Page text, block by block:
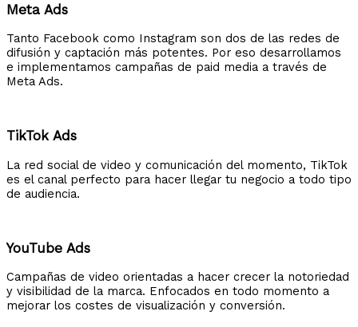
Meta Ads
Tanto Facebook como Instagram son dos de las redes de
difusión y captación más potentes. Por eso desarrollamos
e implementamos campañas de paid media a través de
Meta Ads.
TikTok Ads
La red social de video y comunicación del momento, TikTok
es el canal perfecto para hacer llegar tu negocio a todo tipo
de audiencia.
YouTube Ads
Campañas de video orientadas a hacer crecer la notoriedad
y visibilidad de la marca. Enfocados en todo momento a
mejorar los costes de visualización y conversión.